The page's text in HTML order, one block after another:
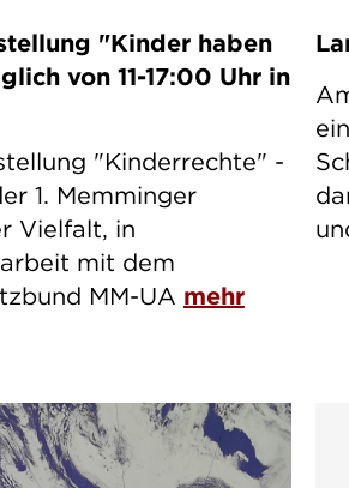
"Kinder haben
von 11-17:00 Uhr in
"Kinderrechte" -
1. Memminger
Vielfalt, in
mit dem
MM-UA mehr